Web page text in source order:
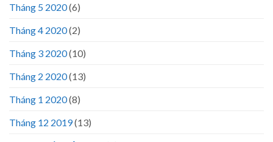
Tháng 5 2020(6)
Tháng 4 2020(2)
Tháng 3 2020(10)
Tháng 2 2020(13)
Tháng 1 2020(8)
Tháng 12 2019(13)